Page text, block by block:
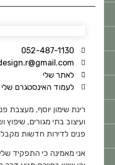
052-487-1130
indesign.r@gmail.com
לאתר שלי
לעמוד האינסטגרם שלי
רינת שימון יוסף, מעצבת
ועיצוב בתי מגורים, שיפוץ
פנים לדירות חדשות מקבלן
אני מאמינה כי התפקיד שלי